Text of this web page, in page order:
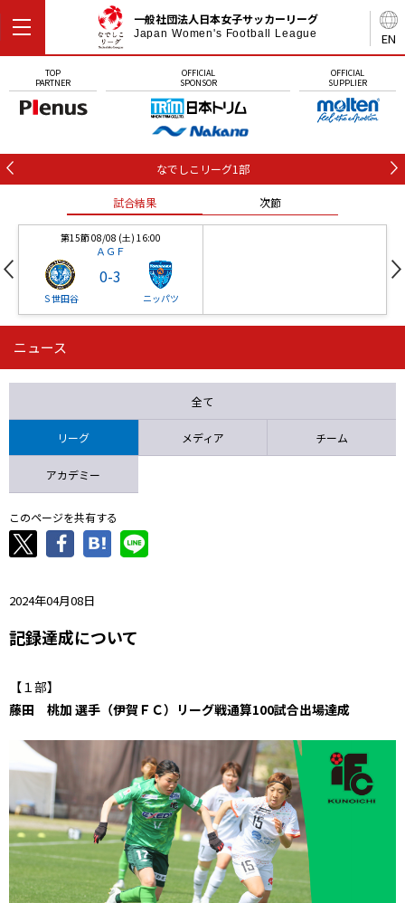
EN
一般社団法人日本女子サッカーリーグ
Japan Women's Football League
TOP
PARTNER
OFFICIAL
SPONSOR
OFFICIAL
SUPPLIER
なでしこリーグ1部
試合結果 次節
第15節 08/08 (土) 16:00
ＡＧＦ
Ｓ世田谷
0-3
ニッパツ
第16節 09/05 (土) 15:00
ニッパツ 石人の星
ニュース
全て
リーグ メディア チーム
アカデミー
このページを共有する
2024年04月08日
記録達成について
【１部】
藤田 桃加 選手（伊賀ＦＣ）リーグ戦通算100試合出場達成